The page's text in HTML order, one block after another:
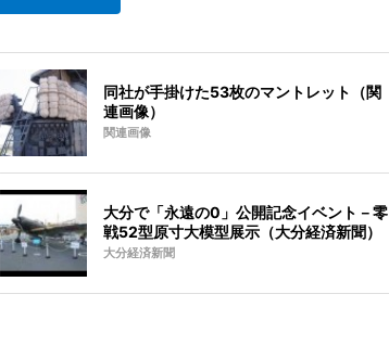
同社が手掛けた53枚のマントレット（関
連画像）
関連画像
大分で「永遠の0」公開記念イベント－零
戦52型原寸大模型展示（大分経済新聞）
大分経済新聞